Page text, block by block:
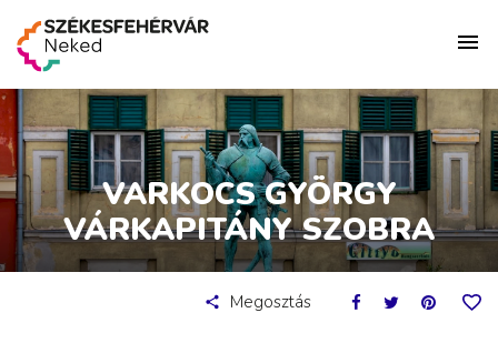
VARKOCS GYÖRGY
VÁRKAPITÁNY SZOBRA
Megosztás